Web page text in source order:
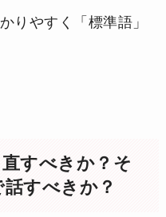
りやすく「標準語」
すべきか？そ
すべきか？